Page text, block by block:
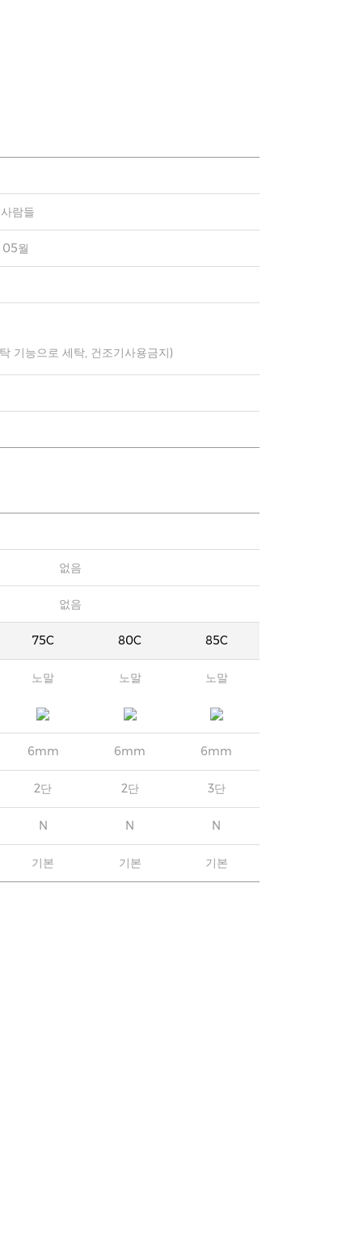
람들
월
기능으로 세탁, 건조기사용금지)
없음
없음
75C 80C 85C
노말 노말 노말
6mm 6mm 6mm
2단 2단 3단
N N N
기본 기본 기본